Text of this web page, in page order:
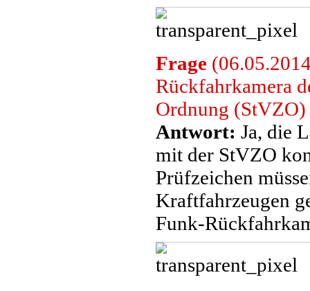
Frage
Rückfahrkamera
Ordnung (StVZO)
Antwort: Ja, die
mit der StVZO
Prüfzeichen
Kraftfahrzeugen
Funk-